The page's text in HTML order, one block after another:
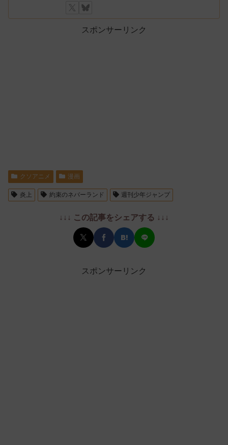
スポンサーリンク
クソアニメ 漫画
炎上 約束のネバーランド 週刊少年ジャンプ
↓↓↓ この記事をシェアする ↓↓↓
スポンサーリンク